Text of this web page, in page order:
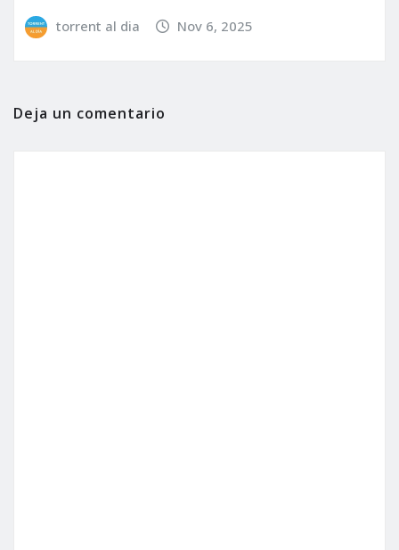
torrent al dia Nov 6, 2025
Deja un comentario